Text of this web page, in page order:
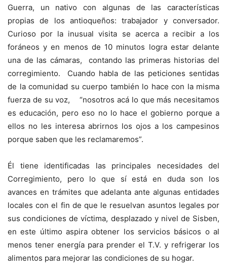
Guerra, un nativo con algunas de las características
propias de los antioqueños: trabajador y conversador.
Curioso por la inusual visita se acerca a recibir a los
foráneos y en menos de 10 minutos logra estar delante
una de las cámaras, contando las primeras historias del
corregimiento. Cuando habla de las peticiones sentidas
de la comunidad su cuerpo también lo hace con la misma
fuerza de su voz, “nosotros acá lo que más necesitamos
es educación, pero eso no lo hace el gobierno porque a
ellos no les interesa abrirnos los ojos a los campesinos
porque saben que les reclamaremos”.
Él tiene identificadas las principales necesidades del
Corregimiento, pero lo que sí está en duda son los
avances en trámites que adelanta ante algunas entidades
locales con el fin de que le resuelvan asuntos legales por
sus condiciones de víctima, desplazado y nivel de Sisben,
en este último aspira obtener los servicios básicos o al
menos tener energía para prender el T.V. y refrigerar los
alimentos para mejorar las condiciones de su hogar.